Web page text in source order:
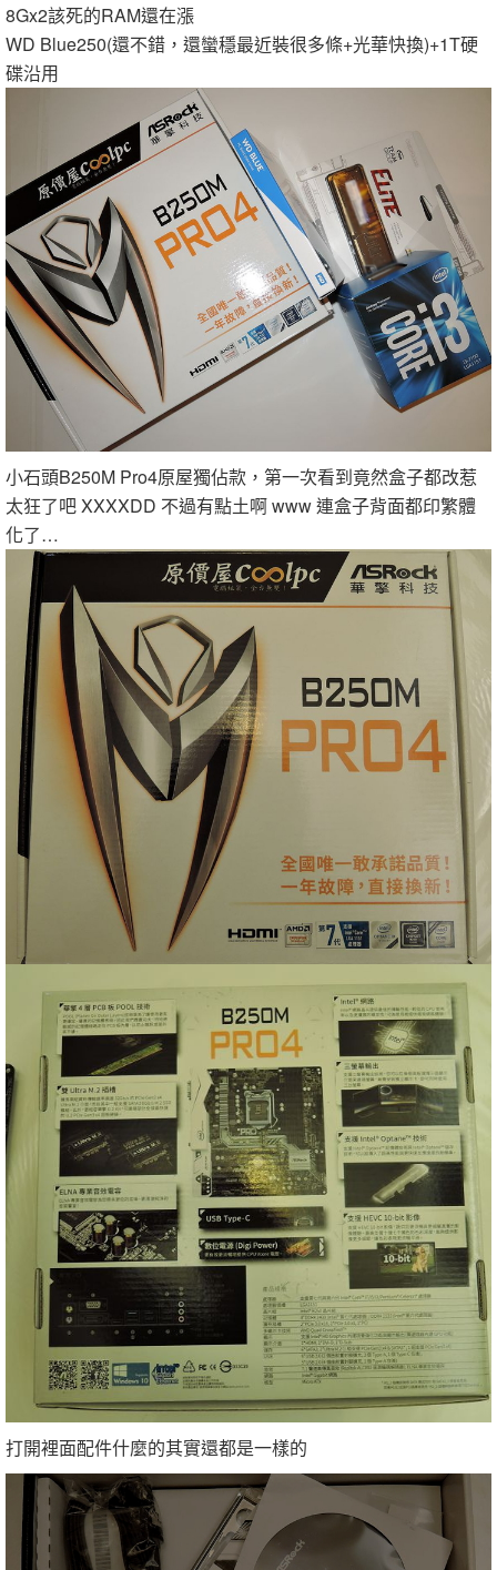
8Gx2該死的RAM還在漲
WD Blue250(還不錯，還蠻穩最近裝很多條+光華快換)+1T硬
碟沿用
小石頭B250M Pro4原屋獨佔款，第一次看到竟然盒子都改惹
太狂了吧 XXXXDD 不過有點土啊 www 連盒子背面都印繁體
化了…
打開裡面配件什麼的其實還都是一樣的